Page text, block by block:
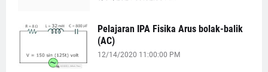
Pelajaran IPA Fisika Arus bolak-balik
(AC)
12/14/2020 11:00:00 PM